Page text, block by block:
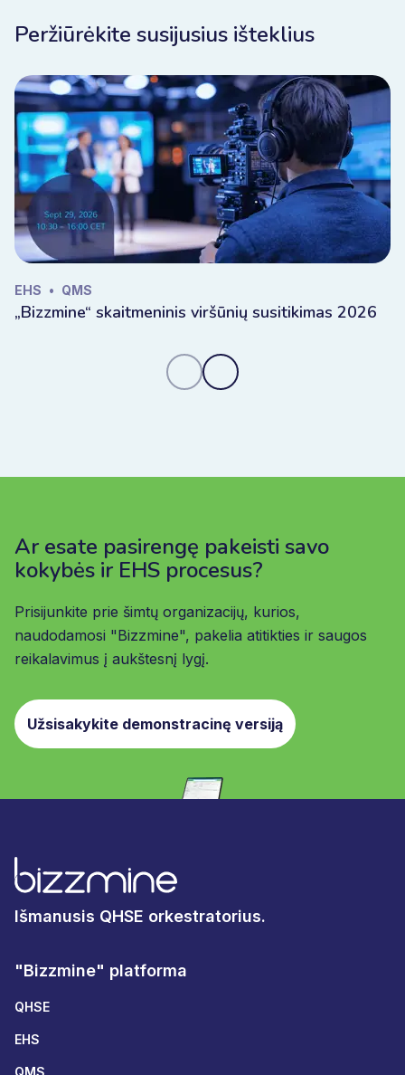
Peržiūrėkite susijusius išteklius
EHS • QMS
„Bizzmine“ skaitmeninis viršūnių susitikimas 2026
Ar esate pasirengę pakeisti savo
kokybės ir EHS procesus?
Prisijunkite prie šimtų organizacijų, kurios,
naudodamosi "Bizzmine", pakelia atitikties ir saugos
reikalavimus į aukštesnį lygį.
Užsisakykite demonstracinę versiją
Išmanusis QHSE orkestratorius.
"Bizzmine" platforma
QHSE
EHS
QMS